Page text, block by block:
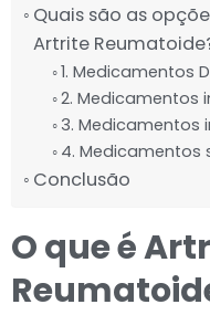
Quais são as
Artrite
1. Medicamentos
2. Medicamentos
3. Medicamentos
4. Medicamentos
Conclusão
O que é